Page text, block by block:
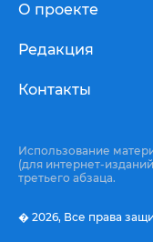
О проекте
Редакция
Контакты
Использование
(для интернет-
третьего абзаца.
� 2026, Все права